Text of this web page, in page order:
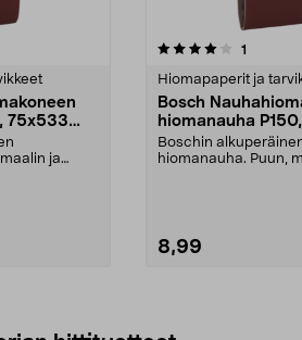
75x533
ja
1
Hiomapaperit ja
Bosch
hiomanauha
mm, 3 kpl
Boschin
hiomanauha. Puun,
8,99